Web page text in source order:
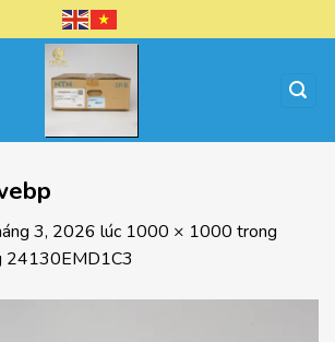
3, 2026 lúc 1000 × 1000 trong
24130EMD1C3